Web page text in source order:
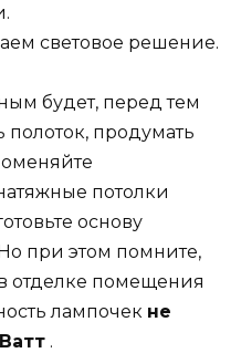
световое решение.
будет, перед тем
полоток, продумать
потолки
основу
при этом помните,
отделке помещения
лампочек не
.